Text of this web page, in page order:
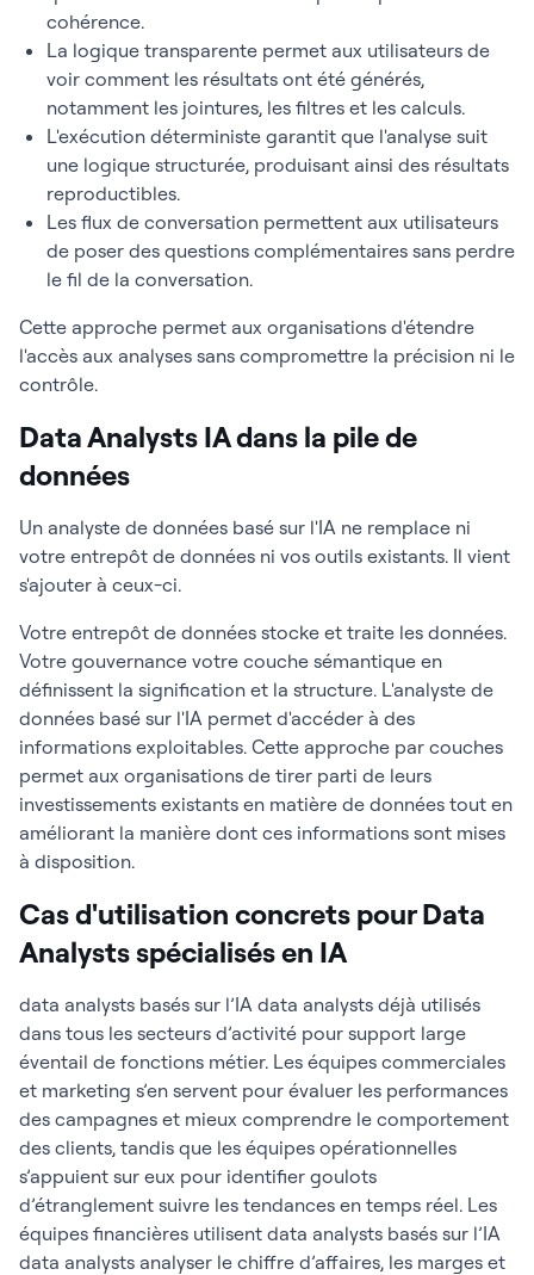
cohérence.
La logique transparente permet aux utilisateurs de
voir comment les résultats ont été générés,
notamment les jointures, les filtres et les calculs.
L'exécution déterministe garantit que l'analyse suit
une logique structurée, produisant ainsi des résultats
reproductibles.
Les flux de conversation permettent aux utilisateurs
de poser des questions complémentaires sans perdre
le fil de la conversation.
Cette approche permet aux organisations d'étendre
l'accès aux analyses sans compromettre la précision ni le
contrôle.
Data Analysts IA dans la pile de
données
Un analyste de données basé sur l'IA ne remplace ni
votre entrepôt de données ni vos outils existants. Il vient
s'ajouter à ceux-ci.
Votre entrepôt de données stocke et traite les données.
Votre gouvernance votre couche sémantique en
définissent la signification et la structure. L'analyste de
données basé sur l'IA permet d'accéder à des
informations exploitables. Cette approche par couches
permet aux organisations de tirer parti de leurs
investissements existants en matière de données tout en
améliorant la manière dont ces informations sont mises
à disposition.
Cas d'utilisation concrets pour Data
Analysts spécialisés en IA
data analysts basés sur l’IA data analysts déjà utilisés
dans tous les secteurs d’activité pour support large
éventail de fonctions métier. Les équipes commerciales
et marketing s’en servent pour évaluer les performances
des campagnes et mieux comprendre le comportement
des clients, tandis que les équipes opérationnelles
s’appuient sur eux pour identifier goulots
d’étranglement suivre les tendances en temps réel. Les
équipes financières utilisent data analysts basés sur l’IA
data analysts analyser le chiffre d’affaires, les marges et